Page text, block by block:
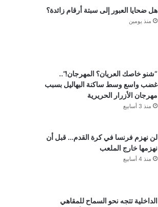
هل ضحايا العبور إلى سبتة أرقام زائدة؟
منذ يومين
“شنو خاصك العريان؟ المهرجان!”..
غضب واسع وسط ساكنة البهاليل بسبب
مهرجان الأزرار الحريرية
منذ 3 أسابيع
لن نهزم فرنسا في كرة القدم… قبل أن
نهزمها خارج الملعب
منذ 4 أسابيع
الداخلية تتجه نحو السماح للمقاهي